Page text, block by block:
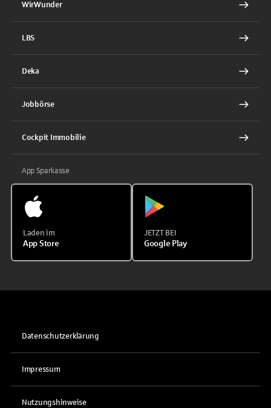
WirWunder
LBS
Deka
Jobbörse
Cockpit Immobilie
App Sparkasse
Laden im
App Store
JETZT BEI
Google Play
Datenschutzerklärung
Impressum
Nutzungshinweise